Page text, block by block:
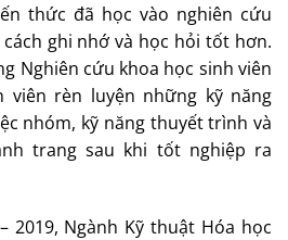
thức đã học vào nghiên cứu
ghi nhớ và học hỏi tốt hơn.
Nghiên cứu khoa học sinh viên
viên rèn luyện những kỹ năng
nhóm, kỹ năng thuyết trình và
trang sau khi tốt nghiệp ra
2019, Ngành Kỹ thuật Hóa học